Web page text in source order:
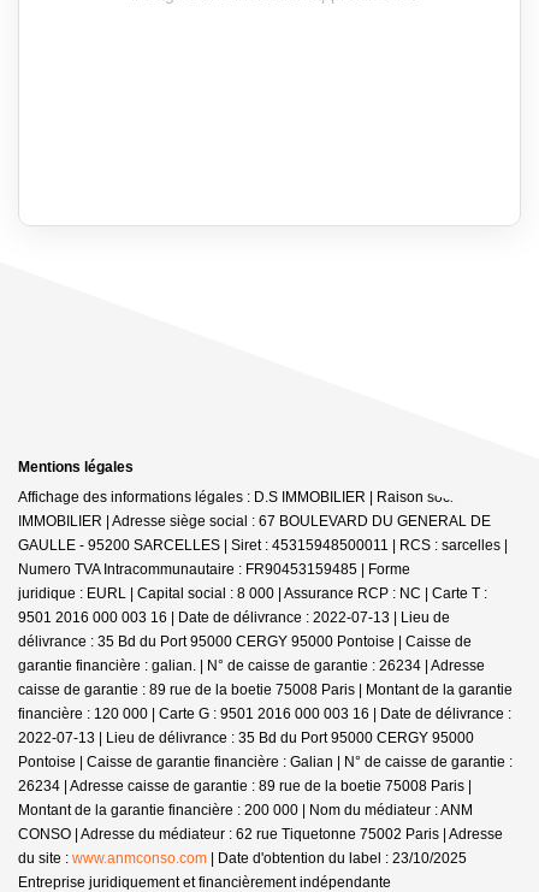
Mentions légales
Affichage des informations légales : D.S IMMOBILIER | Raison sociale : DS
IMMOBILIER | Adresse siège social : 67 BOULEVARD DU GENERAL DE
GAULLE - 95200 SARCELLES | Siret : 45315948500011 | RCS : sarcelles |
Numero TVA Intracommunautaire : FR90453159485 | Forme
juridique : EURL | Capital social : 8 000 | Assurance RCP : NC | Carte T :
9501 2016 000 003 16 | Date de délivrance : 2022-07-13 | Lieu de
délivrance : 35 Bd du Port 95000 CERGY 95000 Pontoise | Caisse de
garantie financière : galian. | N° de caisse de garantie : 26234 | Adresse
caisse de garantie : 89 rue de la boetie 75008 Paris | Montant de la garantie
financière : 120 000 | Carte G : 9501 2016 000 003 16 | Date de délivrance :
2022-07-13 | Lieu de délivrance : 35 Bd du Port 95000 CERGY 95000
Pontoise | Caisse de garantie financière : Galian | N° de caisse de garantie :
26234 | Adresse caisse de garantie : 89 rue de la boetie 75008 Paris |
Montant de la garantie financière : 200 000 | Nom du médiateur : ANM
CONSO | Adresse du médiateur : 62 rue Tiquetonne 75002 Paris | Adresse
du site : www.anmconso.com | Date d'obtention du label : 23/10/2025
Entreprise juridiquement et financièrement indépendante